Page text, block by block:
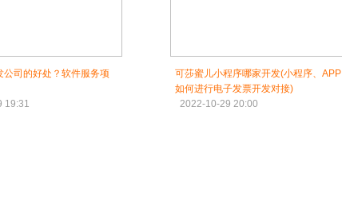
公司的好处？软件服务项
19:31
可莎蜜儿小程序哪家开发(小程序、APP
如何进行电子发票开发对接)
2022-10-29 20:00